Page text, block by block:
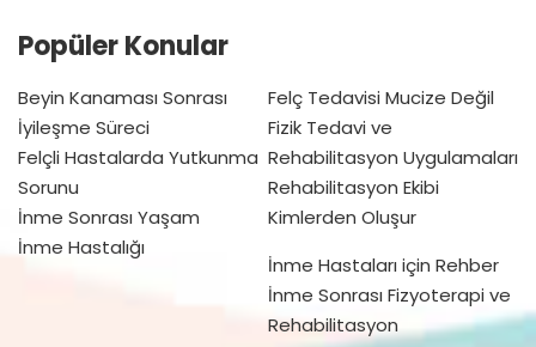
Popüler Konular
Beyin Kanaması Sonrası
İyileşme Süreci
Felçli Hastalarda Yutkunma
Sorunu
İnme Sonrası Yaşam
İnme Hastalığı
Felç Tedavisi Mucize Değil
Fizik Tedavi ve
Rehabilitasyon Uygulamaları
Rehabilitasyon Ekibi
Kimlerden Oluşur
İnme Hastaları için Rehber
İnme Sonrası Fizyoterapi ve
Rehabilitasyon